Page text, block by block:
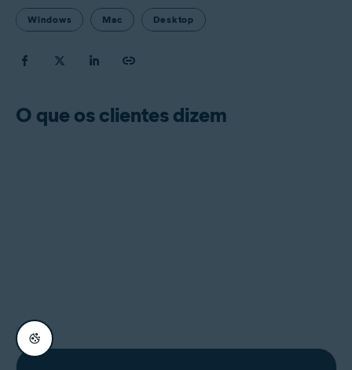
Windows Mac Desktop
O que os clientes dizem